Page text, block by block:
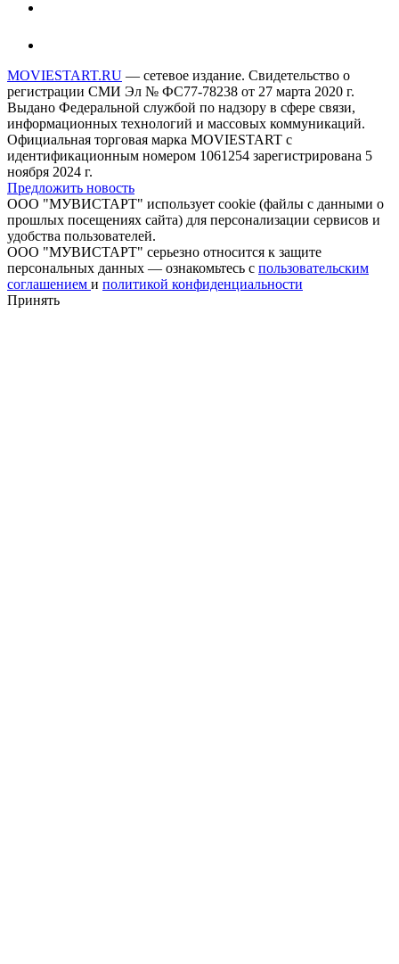
MOVIESTART.RU — сетевое издание. Свидетельство о
регистрации СМИ Эл № ФС77-78238 от 27 марта 2020 г.
Выдано Федеральной службой по надзору в сфере связи,
информационных технологий и массовых коммуникаций.
Официальная торговая марка MOVIESTART с
идентификационным номером 1061254 зарегистрирована 5
ноября 2024 г.
Предложить новость
ООО "МУВИСТАРТ" использует cookie (файлы с данными о
прошлых посещениях сайта) для персонализации сервисов и
удобства пользователей.
ООО "МУВИСТАРТ" серьезно относится к защите
персональных данных — ознакомьтесь с пользовательским
соглашением и политикой конфиденциальности
Принять